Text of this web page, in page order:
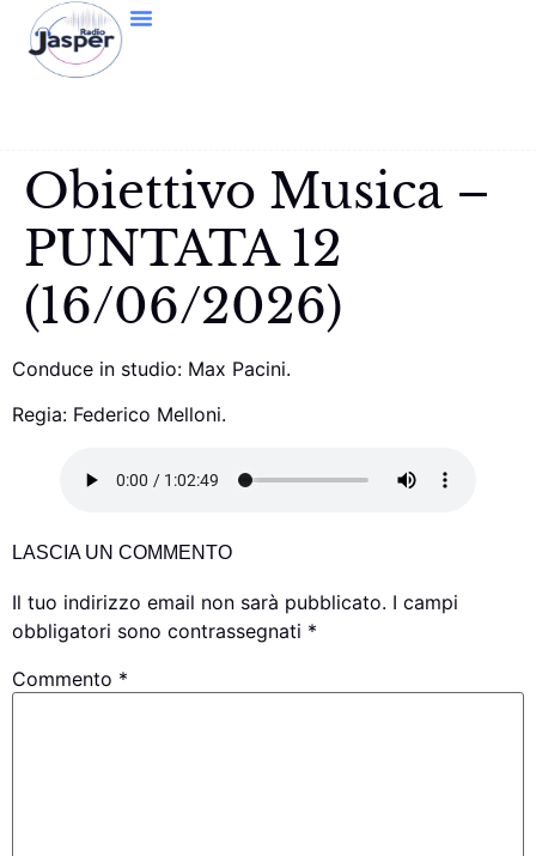
Obiettivo Musica –
PUNTATA 12
(16/06/2026)
Conduce in studio: Max Pacini.
Regia: Federico Melloni.
LASCIA UN COMMENTO
Il tuo indirizzo email non sarà pubblicato. I campi
obbligatori sono contrassegnati *
Commento *